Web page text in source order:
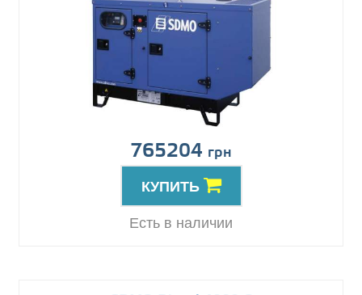
765204 грн
КУПИТЬ
Есть в наличии